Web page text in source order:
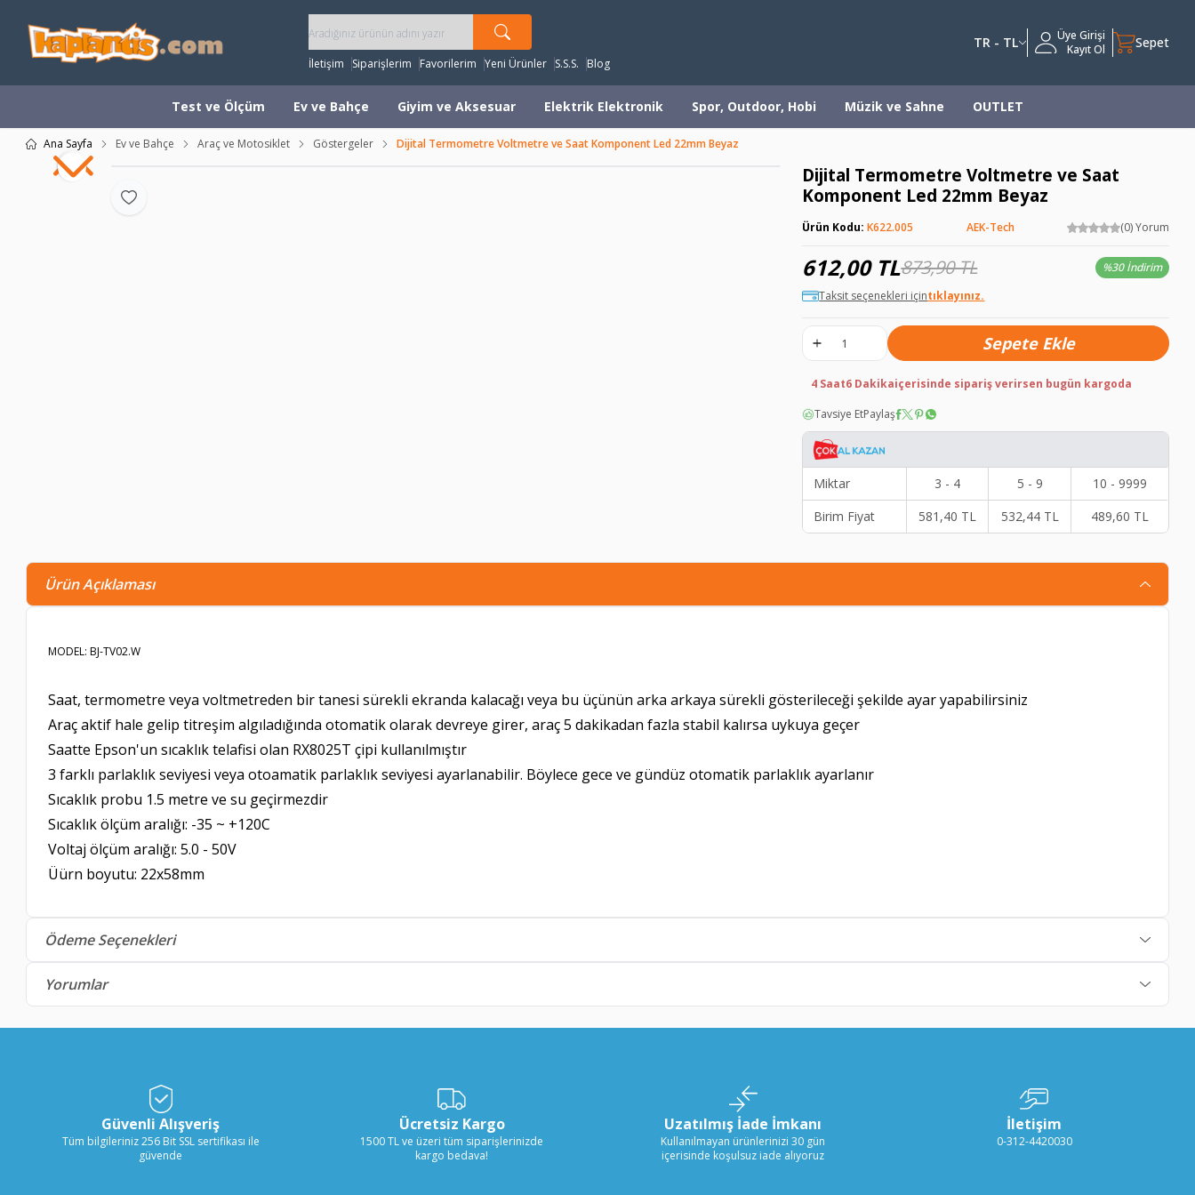
İletişim Siparişlerim Favorilerim Yeni Ürünler S.S.S. Blog
TR - TL
Üye Girişi
Kayıt Ol
Sepet
Test ve Ölçüm Ev ve Bahçe Giyim ve Aksesuar Elektrik Elektronik Spor, Outdoor, Hobi Müzik ve Sahne OUTLET
Ana Sayfa Ev ve Bahçe Araç ve Motosiklet Göstergeler Dijital Termometre Voltmetre ve Saat Komponent Led 22mm Beyaz
Favoriye Ekle
Dijital Termometre Voltmetre ve Saat
Komponent Led 22mm Beyaz
Ürün Kodu:K622.005 AEK-Tech (0) Yorum
873,90TL
612,00TL %30 İndirim
Taksit seçenekleri içintıklayınız.
Sepete Ekle
4 Saat6 Dakikaiçerisinde sipariş verirsen bugün kargoda
Tavsiye EtPaylaş
Miktar 3 - 4 5 - 9
10 - 9999
Birim Fiyat
581,40 TL 532,44 TL 489,60 TL
Ürün Açıklaması
MODEL: BJ-TV02.W
Saat, termometre veya voltmetreden bir tanesi sürekli ekranda kalacağı veya bu üçünün arka arkaya sürekli gösterileceği şekilde ayar yapabilirsiniz
Araç aktif hale gelip titreşim algıladığında otomatik olarak devreye girer, araç 5 dakikadan fazla stabil kalırsa uykuya geçer
Saatte Epson'un sıcaklık telafisi olan RX8025T çipi kullanılmıştır
3 farklı parlaklık seviyesi veya otoamatik parlaklık seviyesi ayarlanabilir. Böylece gece ve gündüz otomatik parlaklık ayarlanır
Sıcaklık probu 1.5 metre ve su geçirmezdir
Sıcaklık ölçüm aralığı: -35 ~ +120C
Voltaj ölçüm aralığı: 5.0 - 50V
Üürn boyutu: 22x58mm
Ödeme Seçenekleri
Yorumlar
Güvenli Alışveriş
Tüm bilgileriniz 256 Bit SSL sertifikası ile
güvende
Ücretsiz Kargo
1500 TL ve üzeri tüm siparişlerinizde
kargo bedava!
Uzatılmış İade İmkanı
Kullanılmayan ürünlerinizi 30 gün
içerisinde koşulsuz iade alıyoruz
İletişim
0-312-4420030